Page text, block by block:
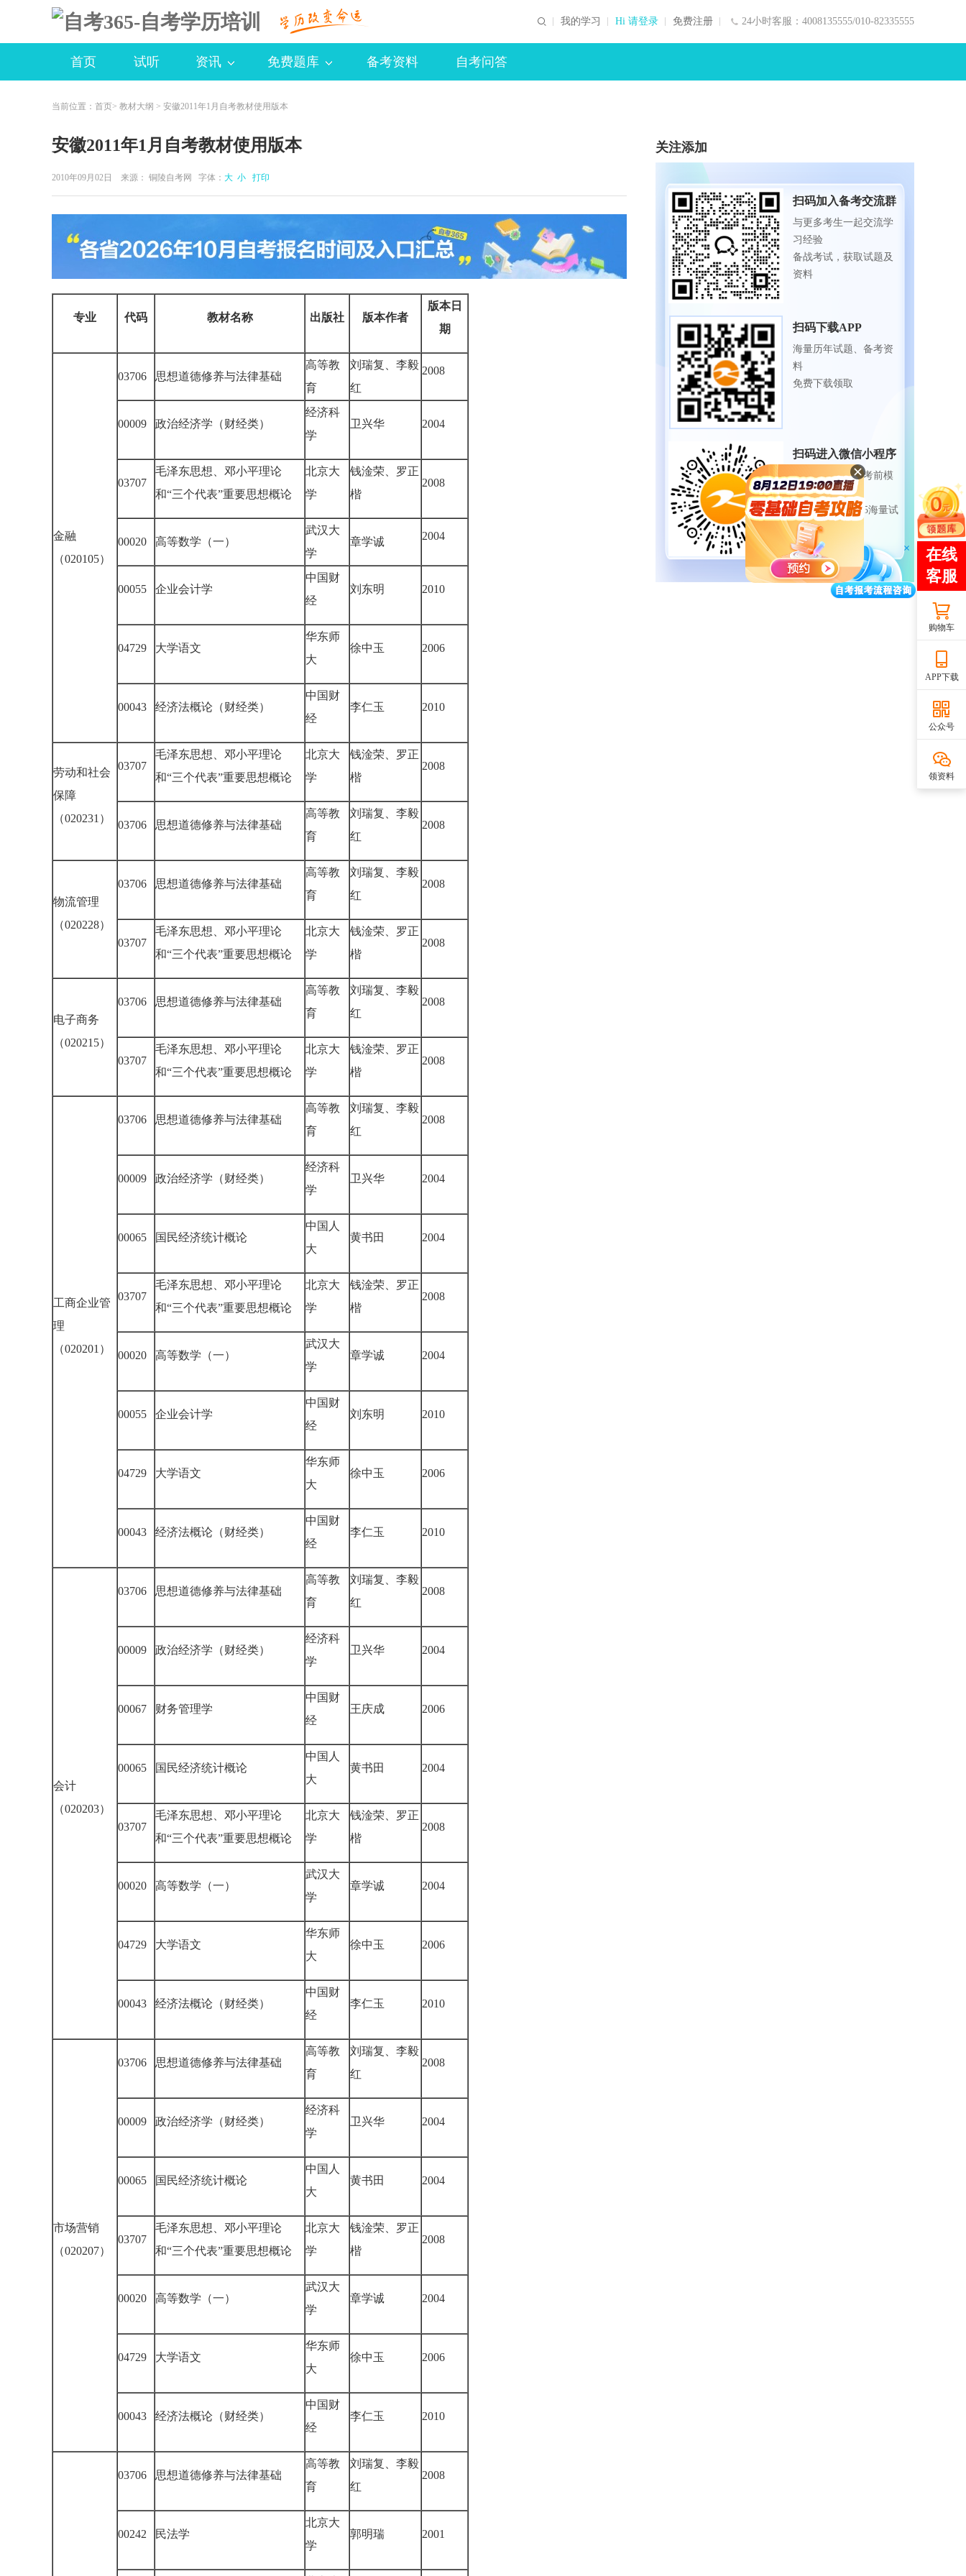
24小时客服：4008135555/010-82335555
我的学习 Hi 请登录 免费注册
首页 试听 资讯 免费题库 备考资料 自考问答
当前位置： 首页> 教材大纲 > 安徽2011年1月自考教材使用版本
安徽2011年1月自考教材使用版本
2010年09月02日 来源： 铜陵自考网 字体： 大 小 打印
专业 代码 教材名称 出版社 版本作者
版本日
期
金融
（020105）
03706 思想道德修养与法律基础
高等教
育
刘瑞复、李毅
红
2008
00009 政治经济学（财经类）
经济科
学
卫兴华 2004
03707
毛泽东思想、邓小平理论
和“三个代表”重要思想概论
北京大
学
钱淦荣、罗正
楷
2008
00020 高等数学（一）
武汉大
学
章学诚 2004
00055 企业会计学
中国财
经
刘东明 2010
04729 大学语文
华东师
大
徐中玉 2006
00043 经济法概论（财经类）
中国财
经
李仁玉 2010
劳动和社会
保障
（020231）
03707
毛泽东思想、邓小平理论
和“三个代表”重要思想概论
北京大
学
钱淦荣、罗正
楷
2008
03706 思想道德修养与法律基础
高等教
育
刘瑞复、李毅
红
2008
物流管理
（020228）
03706 思想道德修养与法律基础
高等教
育
刘瑞复、李毅
红
2008
03707
毛泽东思想、邓小平理论
和“三个代表”重要思想概论
北京大
学
钱淦荣、罗正
楷
2008
电子商务
（020215）
03706 思想道德修养与法律基础
高等教
育
刘瑞复、李毅
红
2008
03707
毛泽东思想、邓小平理论
和“三个代表”重要思想概论
北京大
学
钱淦荣、罗正
楷
2008
工商企业管
理
（020201）
03706 思想道德修养与法律基础
高等教
育
刘瑞复、李毅
红
2008
00009 政治经济学（财经类）
经济科
学
卫兴华 2004
00065 国民经济统计概论
中国人
大
黄书田 2004
03707
毛泽东思想、邓小平理论
和“三个代表”重要思想概论
北京大
学
钱淦荣、罗正
楷
2008
00020 高等数学（一）
武汉大
学
章学诚 2004
00055 企业会计学
中国财
经
刘东明 2010
04729 大学语文
华东师
大
徐中玉 2006
00043 经济法概论（财经类）
中国财
经
李仁玉 2010
会计
（020203）
03706 思想道德修养与法律基础
高等教
育
刘瑞复、李毅
红
2008
00009 政治经济学（财经类）
经济科
学
卫兴华 2004
00067 财务管理学
中国财
经
王庆成 2006
00065 国民经济统计概论
中国人
大
黄书田 2004
03707
毛泽东思想、邓小平理论
和“三个代表”重要思想概论
北京大
学
钱淦荣、罗正
楷
2008
00020 高等数学（一）
武汉大
学
章学诚 2004
04729 大学语文
华东师
大
徐中玉 2006
00043 经济法概论（财经类）
中国财
经
李仁玉 2010
市场营销
（020207）
03706 思想道德修养与法律基础
高等教
育
刘瑞复、李毅
红
2008
00009 政治经济学（财经类）
经济科
学
卫兴华 2004
00065 国民经济统计概论
中国人
大
黄书田 2004
03707
毛泽东思想、邓小平理论
和“三个代表”重要思想概论
北京大
学
钱淦荣、罗正
楷
2008
00020 高等数学（一）
武汉大
学
章学诚 2004
04729 大学语文
华东师
大
徐中玉 2006
00043 经济法概论（财经类）
中国财
经
李仁玉 2010
03706 思想道德修养与法律基础
高等教
育
刘瑞复、李毅
红
2008
00242 民法学
北京大
学
郭明瑞 2001
关注添加
扫码加入备考交流群
与更多考生一起交流学
习经验
备战考试，获取试题及
资料
扫码下载APP
海量历年试题、备考资
料
免费下载领取
扫码进入微信小程序
每日练题巩固、考前模
拟实战
免费体验自考365海量试
题
购物车
APP下载
公众号
领资料